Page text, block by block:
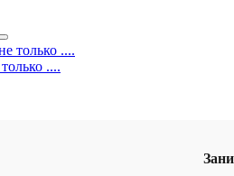
....